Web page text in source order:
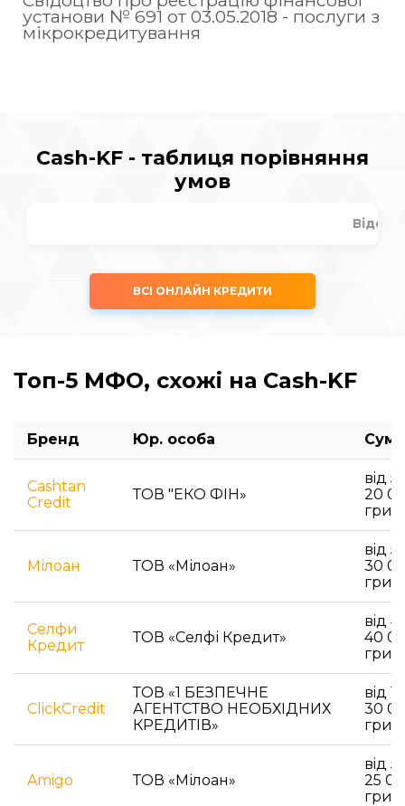
установи № 691 от 03.05.2018 - послуги з
мікрокредитування
Cash-KF - таблиця порівняння
умов
ВСІ ОНЛАЙН КРЕДИТИ
Топ-5 МФО, схожі на Cash-KF
Бренд Юр. особа Сума
Cashtan
Credit
ТОВ "ЕКО ФІН»
вiд
20
Мілоан ТОВ «Мілоан»
вiд
30
Селфи
Кредит
ТОВ «Селфі Кредит»
вiд
40
ClickCredit
ТОВ «1 БЕЗПЕЧНЕ
АГЕНТСТВО НЕОБХІДНИХ
КРЕДИТІВ»
вiд
30
Amigo ТОВ «Мілоан»
вiд
25